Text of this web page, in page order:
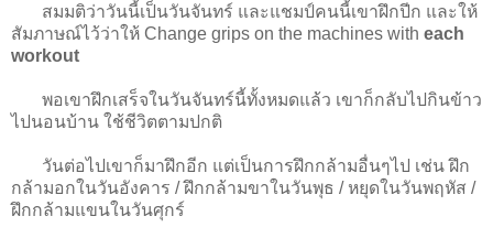
สมมติว่าวันนี้เป็นวันจันทร์ และแชมป์คนนี้เขาฝึกปีก และให้
สัมภาษณ์ไว้ว่าให้ Change grips on the machines with each
workout
พอเขาฝึกเสร็จในวันจันทร์นี้ทั้งหมดแล้ว เขาก็กลับไปกินข้าว
ไปนอนบ้าน ใช้ชีวิตตามปกติ
วันต่อไปเขาก็มาฝึกอีก แต่เป็นการฝึกกล้ามอื่นๆไป เช่น ฝึก
กล้ามอกในวันอังคาร / ฝึกกล้ามขาในวันพุธ / หยุดในวันพฤหัส /
ฝึกกล้ามแขนในวันศุกร์